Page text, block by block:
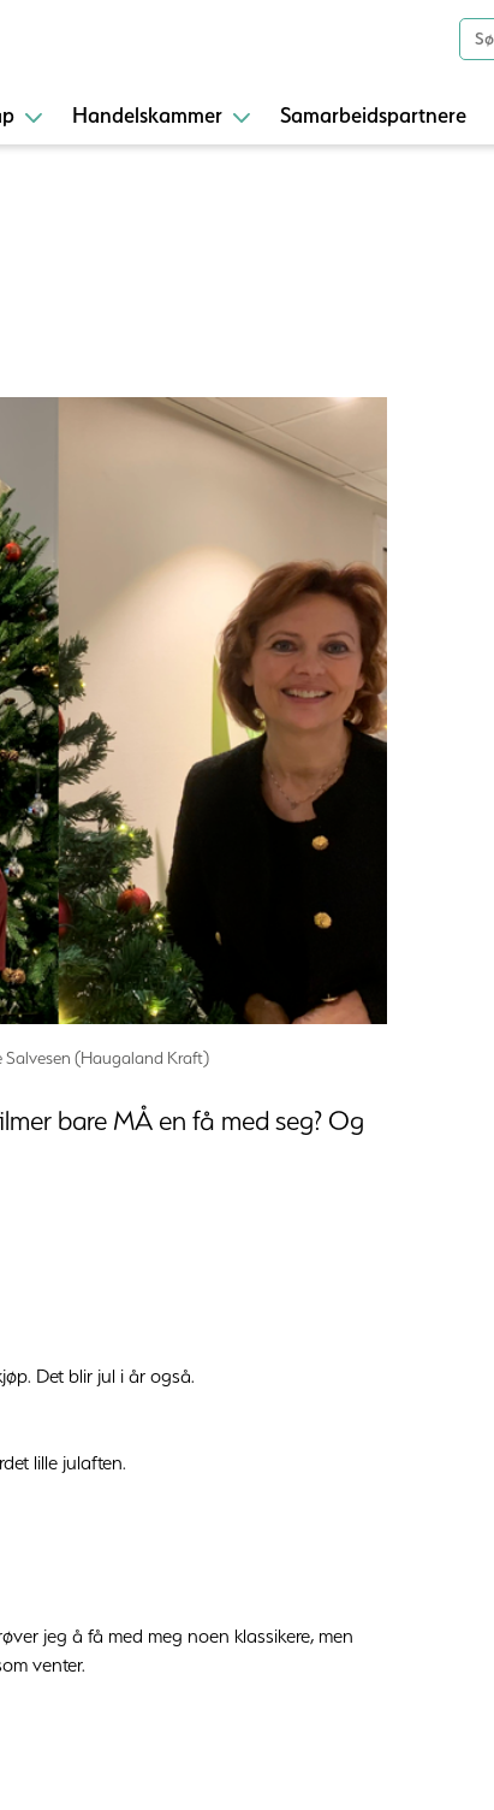
Handelskammer Samarbeidspartnere
Salvesen (Haugaland Kraft)
bare MÅ en få med seg? Og
Det blir jul i år også.
lille julaften.
jeg å få med meg noen klassikere, men
venter.